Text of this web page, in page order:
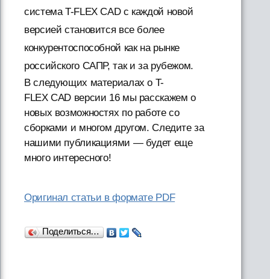
система T-FLEX CAD с каждой новой
версией становится все более
конкурентоспособной как на рынке
российского САПР, так и за рубежом.
В следующих материалах о T-
FLEX CAD версии 16 мы расскажем о
новых возможностях по работе со
сборками и многом другом. Следите за
нашими публикациями — будет еще
много интересного!
Оригинал статьи в формате PDF
Поделиться…